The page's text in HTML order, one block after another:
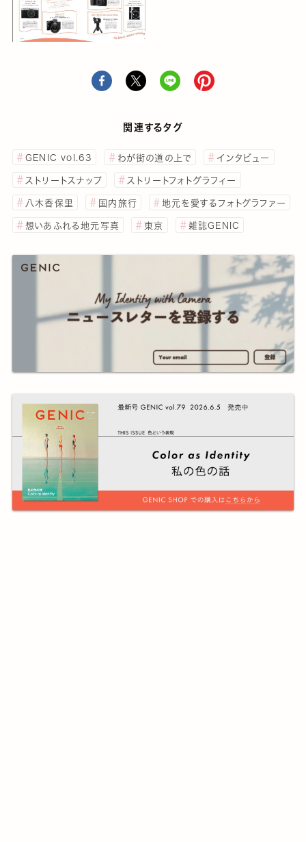
関連するタグ
GENIC vol.63 わが街の道の上で インタビュー
ストリートスナップ ストリートフォトグラフィー
八木香保里 国内旅行 地元を愛するフォトグラファー
想いあふれる地元写真 東京 雑誌GENIC